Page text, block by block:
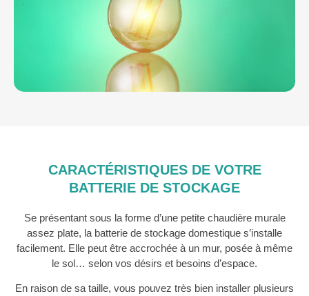
CARACTÉRISTIQUES DE VOTRE
BATTERIE DE STOCKAGE
Se présentant sous la forme d’une petite chaudière murale
assez plate, la batterie de stockage domestique s’installe
facilement. Elle peut être accrochée à un mur, posée à même
le sol… selon vos désirs et besoins d’espace.
En raison de sa taille, vous pouvez très bien installer plusieurs